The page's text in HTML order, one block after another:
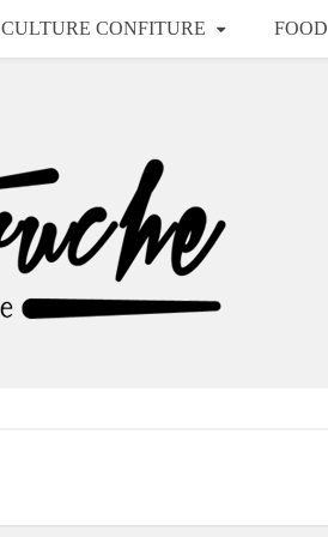
CULTURE CONFITURE FOOD